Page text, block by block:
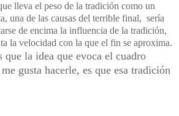
lleva el peso de la tradición como un
una de las causas del terrible final, sería
de encima la influencia de la tradición,
la velocidad con la que el fin se aproxima.
que la idea que evoca el cuadro
gusta hacerle, es que esa tradición